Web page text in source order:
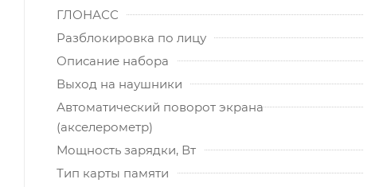
ГЛОНАСС
Разблокировка по лицу
Описание набора
Выход на наушники
Автоматический поворот экрана
(акселерометр)
Мощность зарядки, Вт
Тип карты памяти